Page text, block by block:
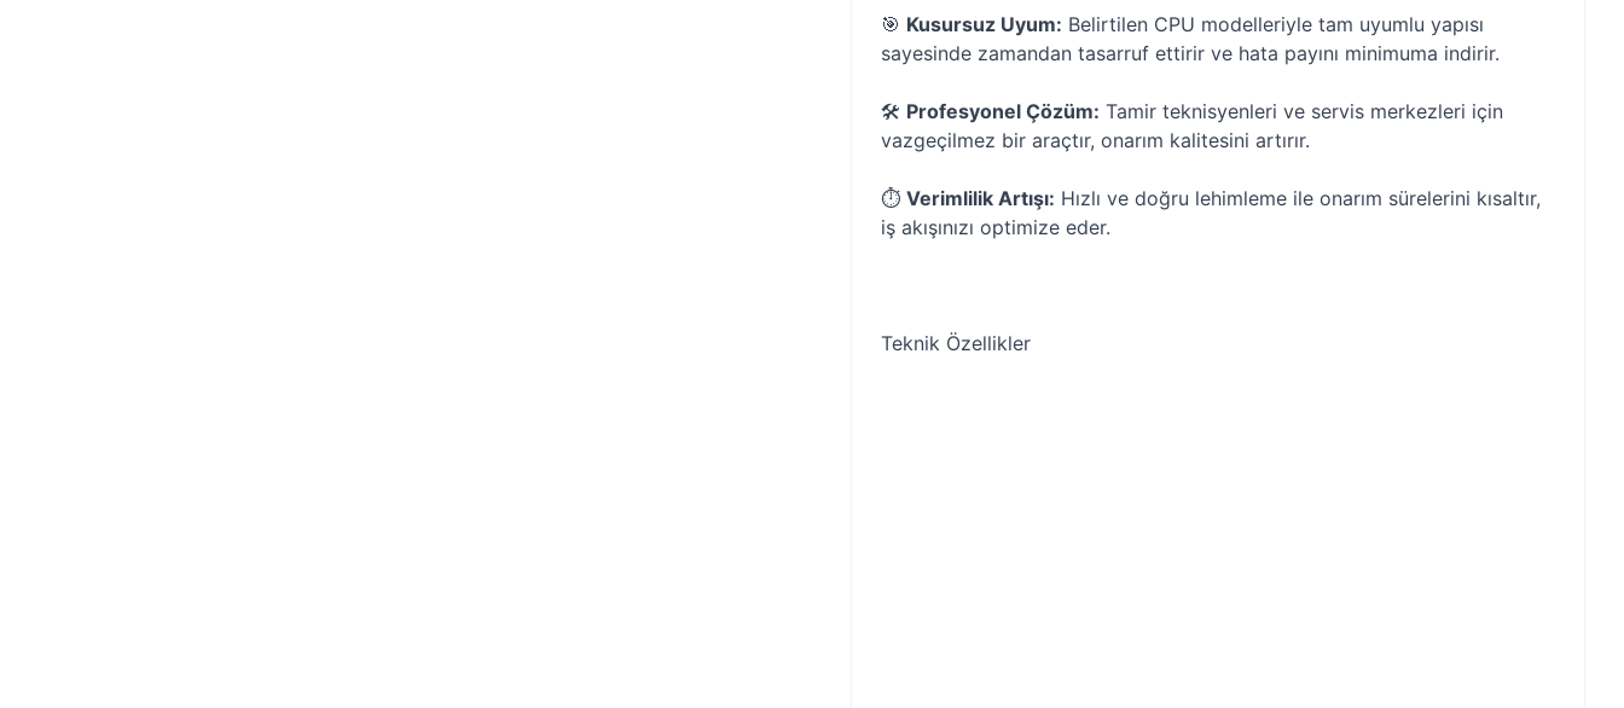
🎯 Kusursuz Uyum: Belirtilen CPU modelleriyle tam uyumlu yapısı
sayesinde zamandan tasarruf ettirir ve hata payını minimuma indirir.
🛠️ Profesyonel Çözüm: Tamir teknisyenleri ve servis merkezleri için
vazgeçilmez bir araçtır, onarım kalitesini artırır.
⏱️ Verimlilik Artışı: Hızlı ve doğru lehimleme ile onarım sürelerini kısaltır,
iş akışınızı optimize eder.
Teknik Özellikler